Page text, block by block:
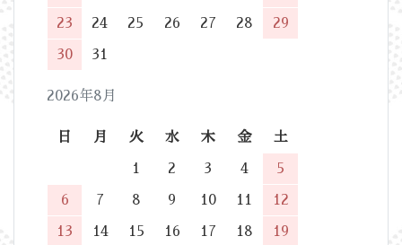
2026年8月
23 24 25 26 27 28 29
30 31
日 月 火 水 木 金 土
1 2 3 4 5
6 7 8 9 10 11 12
13 14 15 16 17 18 19